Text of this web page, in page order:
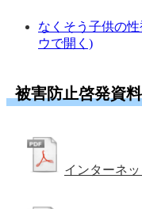
なくそう子供の
ウで開く)
被害防止啓発資料
インターネ